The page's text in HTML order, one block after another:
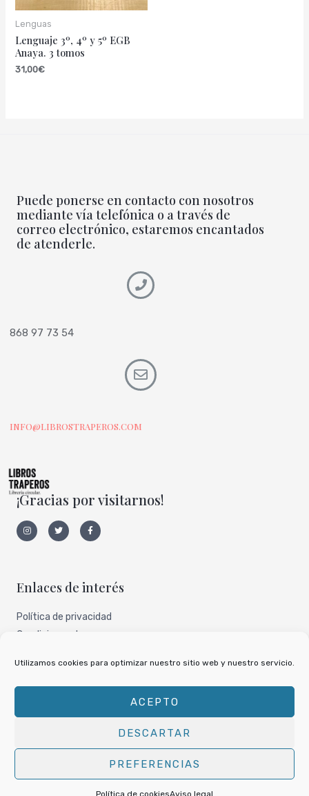
Utilizamos cookies para optimizar nuestro sitio web y nuestro servicio.
ACEPTO
DESCARTAR
PREFERENCIAS
Política de cookiesAviso legal
Lenguas
Lenguaje 3º, 4º y 5º EGB
Anaya. 3 tomos
31,00€
Puede ponerse en contacto con nosotros
mediante vía telefónica o a través de
correo electrónico, estaremos encantados
de atenderle.
868 97 73 54
INFO@LIBROSTRAPEROS.COM
¡Gracias por visitarnos!
n
s
t
m
w
i
t
a
c
e
-
f
Enlaces de interés
Política de privacidad
Condiciones de uso
Nuestro perfil de todocoleccion
Copyright © 2026
Powered byLibros Traperos